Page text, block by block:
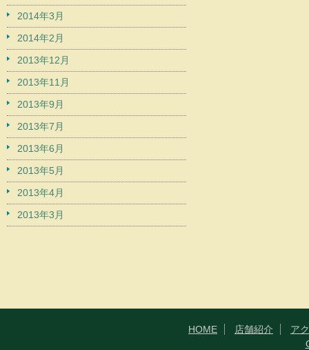
2014年3月
2014年2月
2013年12月
2013年11月
2013年9月
2013年7月
2013年6月
2013年5月
2013年4月
2013年3月
HOME 店舗紹介
ア